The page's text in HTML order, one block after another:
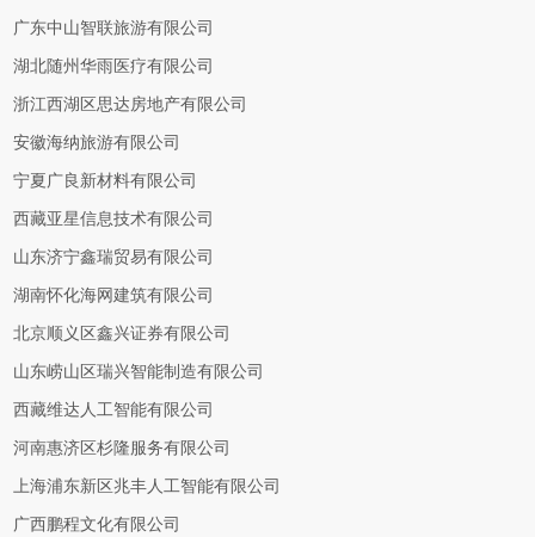
广东中山智联旅游有限公司
湖北随州华雨医疗有限公司
浙江西湖区思达房地产有限公司
安徽海纳旅游有限公司
宁夏广良新材料有限公司
西藏亚星信息技术有限公司
山东济宁鑫瑞贸易有限公司
湖南怀化海网建筑有限公司
北京顺义区鑫兴证券有限公司
山东崂山区瑞兴智能制造有限公司
西藏维达人工智能有限公司
河南惠济区杉隆服务有限公司
上海浦东新区兆丰人工智能有限公司
广西鹏程文化有限公司